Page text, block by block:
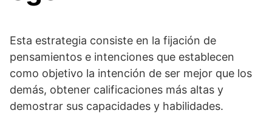
Esta estrategia consiste en la fijación de
pensamientos e intenciones que establecen
como objetivo la intención de ser mejor que los
demás, obtener calificaciones más altas y
demostrar sus capacidades y habilidades.